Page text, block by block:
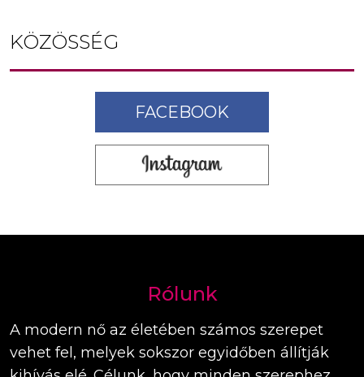
KÖZÖSSÉG
FACEBOOK
Rólunk
A modern nő az életében számos szerepet
vehet fel, melyek sokszor egyidőben állítják